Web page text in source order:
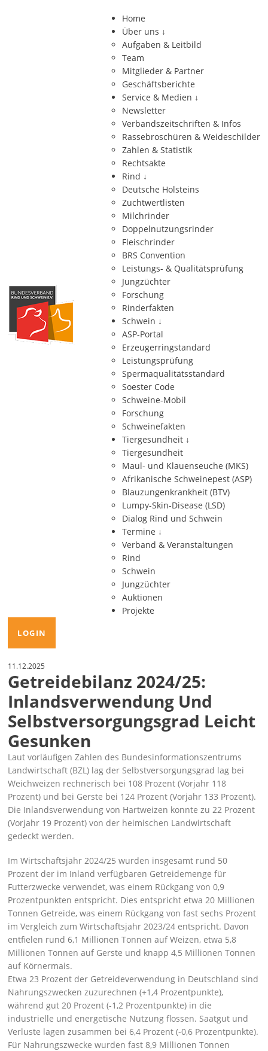
Home
Über uns ↓
Aufgaben & Leitbild
Team
Mitglieder & Partner
Geschäftsberichte
Service & Medien ↓
Newsletter
Verbandszeitschriften & Infos
Rassebroschüren & Weideschilder
Zahlen & Statistik
Rechtsakte
Rind ↓
Deutsche Holsteins
Zuchtwertlisten
Milchrinder
Doppelnutzungsrinder
Fleischrinder
BRS Convention
Leistungs- & Qualitätsprüfung
Jungzüchter
Forschung
Rinderfakten
Schwein ↓
ASP-Portal
Erzeugerringstandard
Leistungsprüfung
Spermaqualitätsstandard
Soester Code
Schweine-Mobil
Forschung
Schweinefakten
Tiergesundheit ↓
Tiergesundheit
Maul- und Klauenseuche (MKS)
Afrikanische Schweinepest (ASP)
Blauzungenkrankheit (BTV)
Lumpy-Skin-Disease (LSD)
Dialog Rind und Schwein
Termine ↓
Verband & Veranstaltungen
Rind
Schwein
Jungzüchter
Auktionen
Projekte
LOGIN
11.12.2025
Getreidebilanz 2024/25:
Inlandsverwendung Und
Selbstversorgungsgrad Leicht
Gesunken
Laut vorläufigen Zahlen des Bundesinformationszentrums
Landwirtschaft (BZL) lag der Selbstversorgungsgrad lag bei
Weichweizen rechnerisch bei 108 Prozent (Vorjahr 118
Prozent) und bei Gerste bei 124 Prozent (Vorjahr 133 Prozent).
Die Inlandsverwendung von Hartweizen konnte zu 22 Prozent
(Vorjahr 19 Prozent) von der heimischen Landwirtschaft
gedeckt werden.
Im Wirtschaftsjahr 2024/25 wurden insgesamt rund 50
Prozent der im Inland verfügbaren Getreidemenge für
Futterzwecke verwendet, was einem Rückgang von 0,9
Prozentpunkten entspricht. Dies entspricht etwa 20 Millionen
Tonnen Getreide, was einem Rückgang von fast sechs Prozent
im Vergleich zum Wirtschaftsjahr 2023/24 entspricht. Davon
entfielen rund 6,1 Millionen Tonnen auf Weizen, etwa 5,8
Millionen Tonnen auf Gerste und knapp 4,5 Millionen Tonnen
auf Körnermais.
Etwa 23 Prozent der Getreideverwendung in Deutschland sind
Nahrungszwecken zuzurechnen (+1,4 Prozentpunkte),
während gut 20 Prozent (-1,2 Prozentpunkte) in die
industrielle und energetische Nutzung flossen. Saatgut und
Verluste lagen zusammen bei 6,4 Prozent (-0,6 Prozentpunkte).
Für Nahrungszwecke wurden fast 8,9 Millionen Tonnen